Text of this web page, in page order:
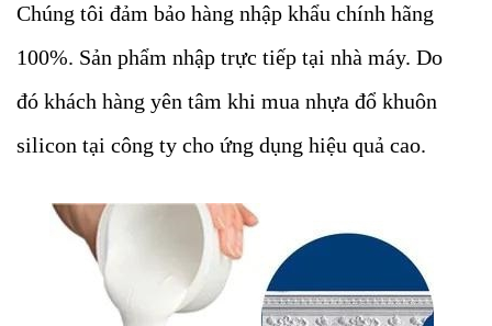
Chúng tôi đảm bảo hàng nhập khẩu chính hãng
100%. Sản phẩm nhập trực tiếp tại nhà máy. Do
đó khách hàng yên tâm khi mua nhựa đổ khuôn
silicon tại công ty cho ứng dụng hiệu quả cao.